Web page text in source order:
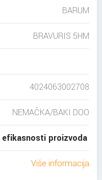
BARUM
BRAVURIS 5HM
4024063002708
NEMAČKA/BAKI DOO
proizvoda
Više informacija